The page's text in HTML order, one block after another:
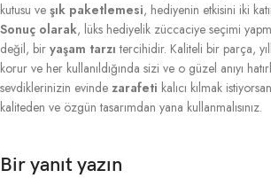
kutusu ve şık paketlemesi, hediyenin etkisini iki
Sonuç olarak, lüks hediyelik züccaciye seçimi
değil, bir yaşam tarzı tercihidir. Kaliteli bir parça,
korur ve her kullanıldığında sizi ve o güzel anıyı
sevdiklerinizin evinde zarafeti kalıcı kılmak
kaliteden ve özgün tasarımdan yana kullanmalısınız.
Bir yanıt yazın